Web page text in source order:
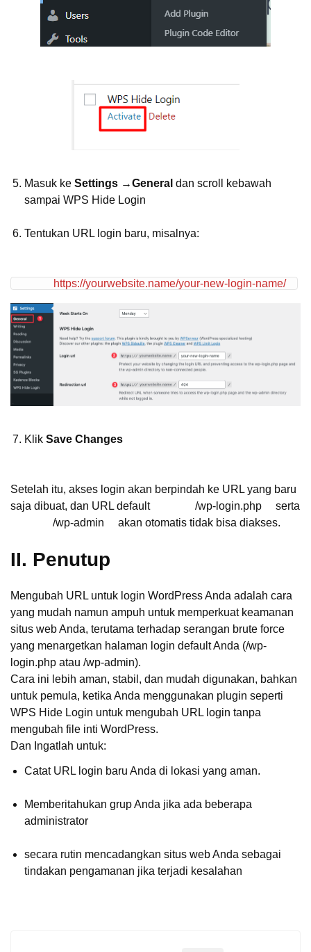
Masuk ke Settings →General dan scroll kebawah
sampai WPS Hide Login
Tentukan URL login baru, misalnya:
https://yourwebsite.name/your-new-login-name/
Klik Save Changes
Setelah itu, akses login akan berpindah ke URL yang baru
saja dibuat, dan URL default
/wp-login.php
serta
/wp-admin
akan otomatis tidak bisa diakses.
II. Penutup
Mengubah URL untuk login WordPress Anda adalah cara
yang mudah namun ampuh untuk memperkuat keamanan
situs web Anda, terutama terhadap serangan brute force
yang menargetkan halaman login default Anda (/wp-
login.php atau /wp-admin).
Cara ini lebih aman, stabil, dan mudah digunakan, bahkan
untuk pemula, ketika Anda menggunakan plugin seperti
WPS Hide Login untuk mengubah URL login tanpa
mengubah file inti WordPress.
Dan Ingatlah untuk:
Catat URL login baru Anda di lokasi yang aman.
Memberitahukan grup Anda jika ada beberapa
administrator
secara rutin mencadangkan situs web Anda sebagai
tindakan pengamanan jika terjadi kesalahan